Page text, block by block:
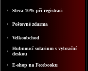
Sleva 10% při registraci
Poštovné zdarma
Velkoobchod
Hubnoucí solarium s vybrační
deskou
E-shop na Fecebooku